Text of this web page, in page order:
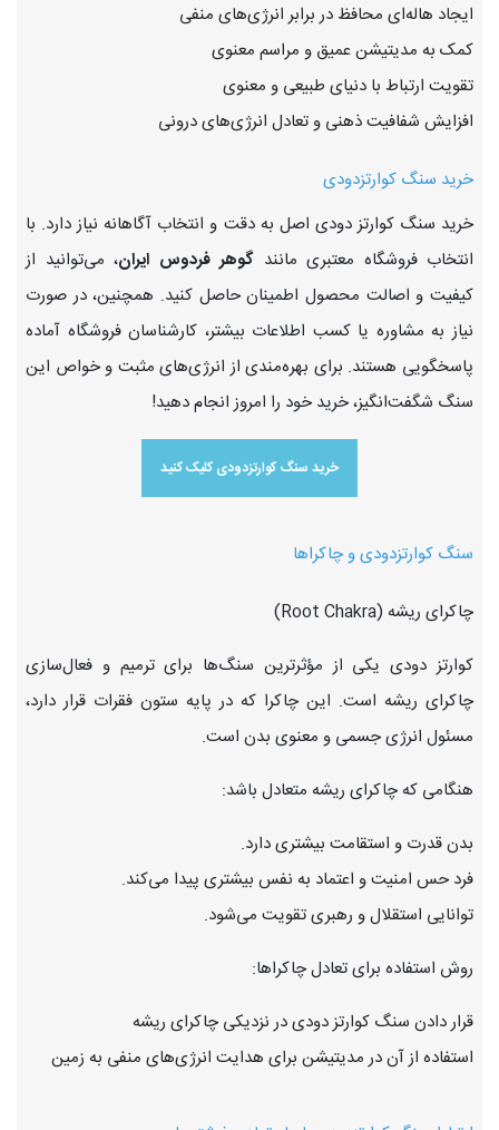
ایجاد هاله‌ای محافظ در برابر انرژی‌های منفی
کمک به مدیتیشن عمیق و مراسم معنوی
تقویت ارتباط با دنیای طبیعی و معنوی
افزایش شفافیت ذهنی و تعادل انرژی‌های درونی
خرید سنگ کوارتزدودی
خرید سنگ کوارتز دودی اصل به دقت و انتخاب آگاهانه نیاز دارد. با
انتخاب فروشگاه معتبری مانند گوهر فردوس ایران، می‌توانید از
کیفیت و اصالت محصول اطمینان حاصل کنید. همچنین، در صورت
نیاز به مشاوره یا کسب اطلاعات بیشتر، کارشناسان فروشگاه آماده
پاسخگویی هستند. برای بهره‌مندی از انرژی‌های مثبت و خواص این
سنگ شگفت‌انگیز، خرید خود را امروز انجام دهید!
خرید سنگ کوارتزدودی کلیک کنید
سنگ کوارتزدودی و چاکراها
چاکرای ریشه (Root Chakra)
کوارتز دودی یکی از مؤثرترین سنگ‌ها برای ترمیم و فعال‌سازی
چاکرای ریشه است. این چاکرا که در پایه ستون فقرات قرار دارد،
مسئول انرژی جسمی و معنوی بدن است.
هنگامی که چاکرای ریشه متعادل باشد:
بدن قدرت و استقامت بیشتری دارد.
فرد حس امنیت و اعتماد به نفس بیشتری پیدا می‌کند.
توانایی استقلال و رهبری تقویت می‌شود.
روش استفاده برای تعادل چاکراها:
قرار دادن سنگ کوارتز دودی در نزدیکی چاکرای ریشه
استفاده از آن در مدیتیشن برای هدایت انرژی‌های منفی به زمین